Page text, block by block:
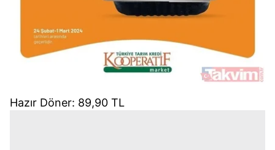
Hazır Döner: 89,90 TL